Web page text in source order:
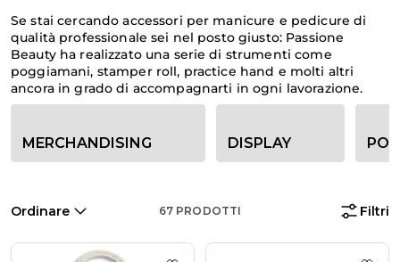
Se stai cercando accessori per manicure e pedicure di
qualità professionale sei nel posto giusto: Passione
Beauty ha realizzato una serie di strumenti come
poggiamani, stamper roll, practice hand e molti altri
ancora in grado di accompagnarti in ogni lavorazione.
Opzioni filtro categoria
MERCHANDISING DISPLAY
Ordinare 67 PRODOTTI Filtri